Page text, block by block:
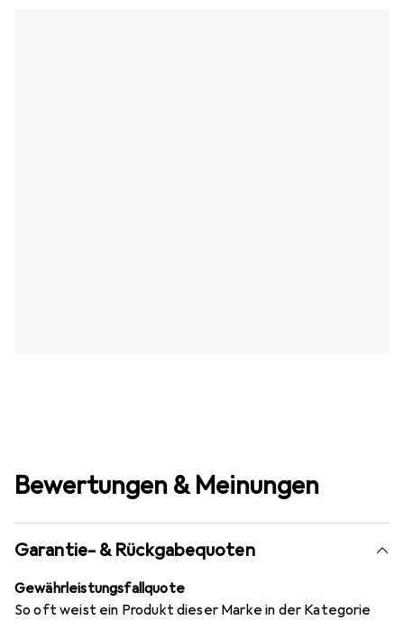
Bewertungen & Meinungen
Garantie- & Rückgabequoten
Gewährleistungsfallquote
So oft weist ein Produkt dieser Marke in der Kategorie